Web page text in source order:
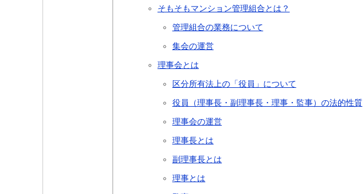
そもそもマンション管理組合とは？
管理組合の業務について
集会の運営
理事会とは
区分所有法上の「役員」について
役員（理事長・副理事長・理事・監事）の法的性質
理事会の運営
理事長とは
副理事長とは
理事とは